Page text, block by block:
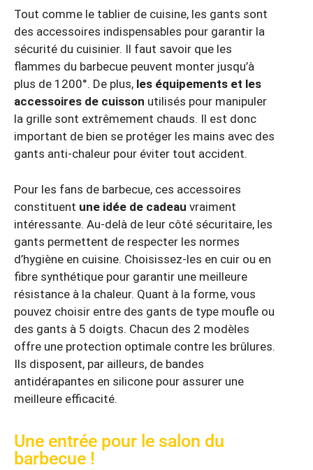
Tout comme le tablier de cuisine, les gants sont
des accessoires indispensables pour garantir la
sécurité du cuisinier. Il faut savoir que les
flammes du barbecue peuvent monter jusqu’à
plus de 1200°. De plus, les équipements et les
accessoires de cuisson utilisés pour manipuler
la grille sont extrêmement chauds. Il est donc
important de bien se protéger les mains avec des
gants anti-chaleur pour éviter tout accident.
Pour les fans de barbecue, ces accessoires
constituent une idée de cadeau vraiment
intéressante. Au-delà de leur côté sécuritaire, les
gants permettent de respecter les normes
d’hygiène en cuisine. Choisissez-les en cuir ou en
fibre synthétique pour garantir une meilleure
résistance à la chaleur. Quant à la forme, vous
pouvez choisir entre des gants de type moufle ou
des gants à 5 doigts. Chacun des 2 modèles
offre une protection optimale contre les brûlures.
Ils disposent, par ailleurs, de bandes
antidérapantes en silicone pour assurer une
meilleure efficacité.
Une entrée pour le salon du
barbecue !